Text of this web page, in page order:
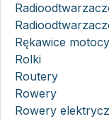
Rękawice
Rolki
Routery
Rowery
Rowery